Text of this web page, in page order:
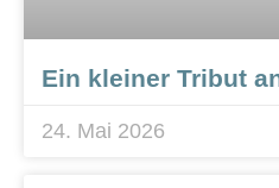
Ein kleiner Tribut
24. Mai 2026